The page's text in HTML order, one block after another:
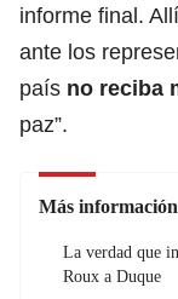
informe final.
ante los
país no reciba
paz”.
Más información
La verdad que
Roux a Duque